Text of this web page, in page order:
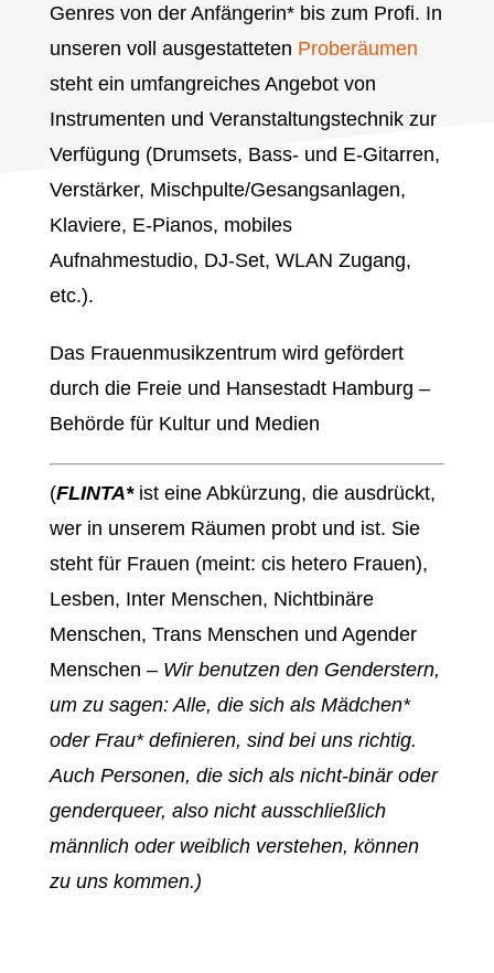
Genres von der Anfängerin* bis zum Profi. In
unseren voll ausgestatteten Proberäumen
steht ein umfangreiches Angebot von
Instrumenten und Veranstaltungstechnik zur
Verfügung (Drumsets, Bass- und E-Gitarren,
Verstärker, Mischpulte/Gesangsanlagen,
Klaviere, E-Pianos, mobiles
Aufnahmestudio, DJ-Set, WLAN Zugang,
etc.).
Das Frauenmusikzentrum wird gefördert
durch die Freie und Hansestadt Hamburg –
Behörde für Kultur und Medien
(FLINTA*ist eine Abkürzung, die ausdrückt,
wer in unserem Räumen probt und ist. Sie
steht für Frauen (meint: cis hetero Frauen),
Lesben, Inter Menschen, Nichtbinäre
Menschen, Trans Menschen und Agender
Menschen – Wir benutzen den Genderstern,
um zu sagen: Alle, die sich als Mädchen*
oder Frau* definieren, sind bei uns richtig.
Auch Personen, die sich als nicht-binär oder
genderqueer, also nicht ausschließlich
männlich oder weiblich verstehen, können
zu uns kommen.)